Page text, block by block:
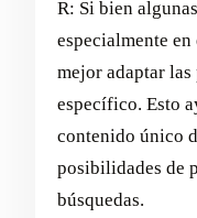
R: Si bien
especialmente en
mejor adaptar
específico. Esto
contenido único
posibilidades de
búsquedas.